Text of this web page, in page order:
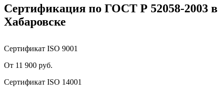
Сертификация по ГОСТ Р 52058-2003 в
Хабаровске
Сертификат ISO 9001
От 11 900 руб.
Сертификат ISO 14001